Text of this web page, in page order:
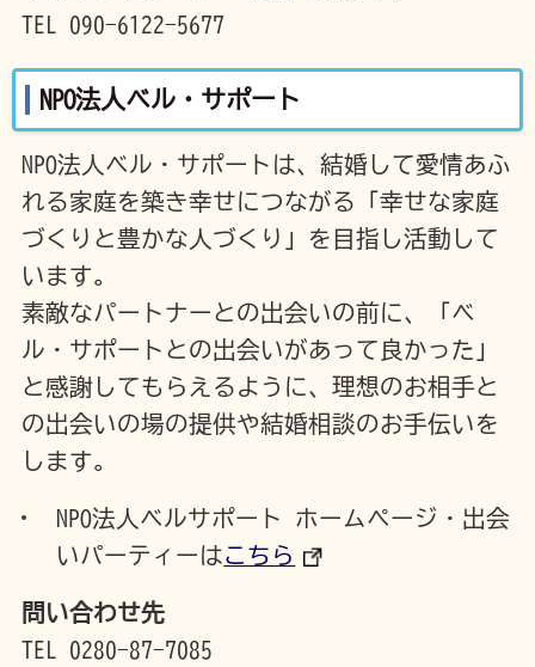
TEL 090-6122-5677
NPO法人ベル・サポート
NPO法人ベル・サポートは、結婚して愛情あふ
れる家庭を築き幸せにつながる「幸せな家庭
づくりと豊かな人づくり」を目指し活動して
います。
素敵なパートナーとの出会いの前に、「ベ
ル・サポートとの出会いがあって良かった」
と感謝してもらえるように、理想のお相手と
の出会いの場の提供や結婚相談のお手伝いを
します。
NPO法人ベルサポート ホームページ・出会
いパーティーはこちら
問い合わせ先
TEL 0280-87-7085